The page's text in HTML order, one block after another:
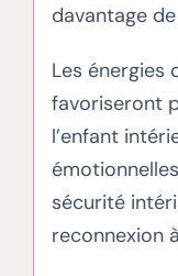
davantage
Les énergies
favoriseront
l’enfant
sécurité
reconnexion